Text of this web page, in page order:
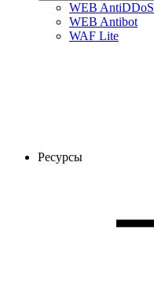
WEB AntiDDoS
WEB Antibot
WAF Lite
Ресурсы